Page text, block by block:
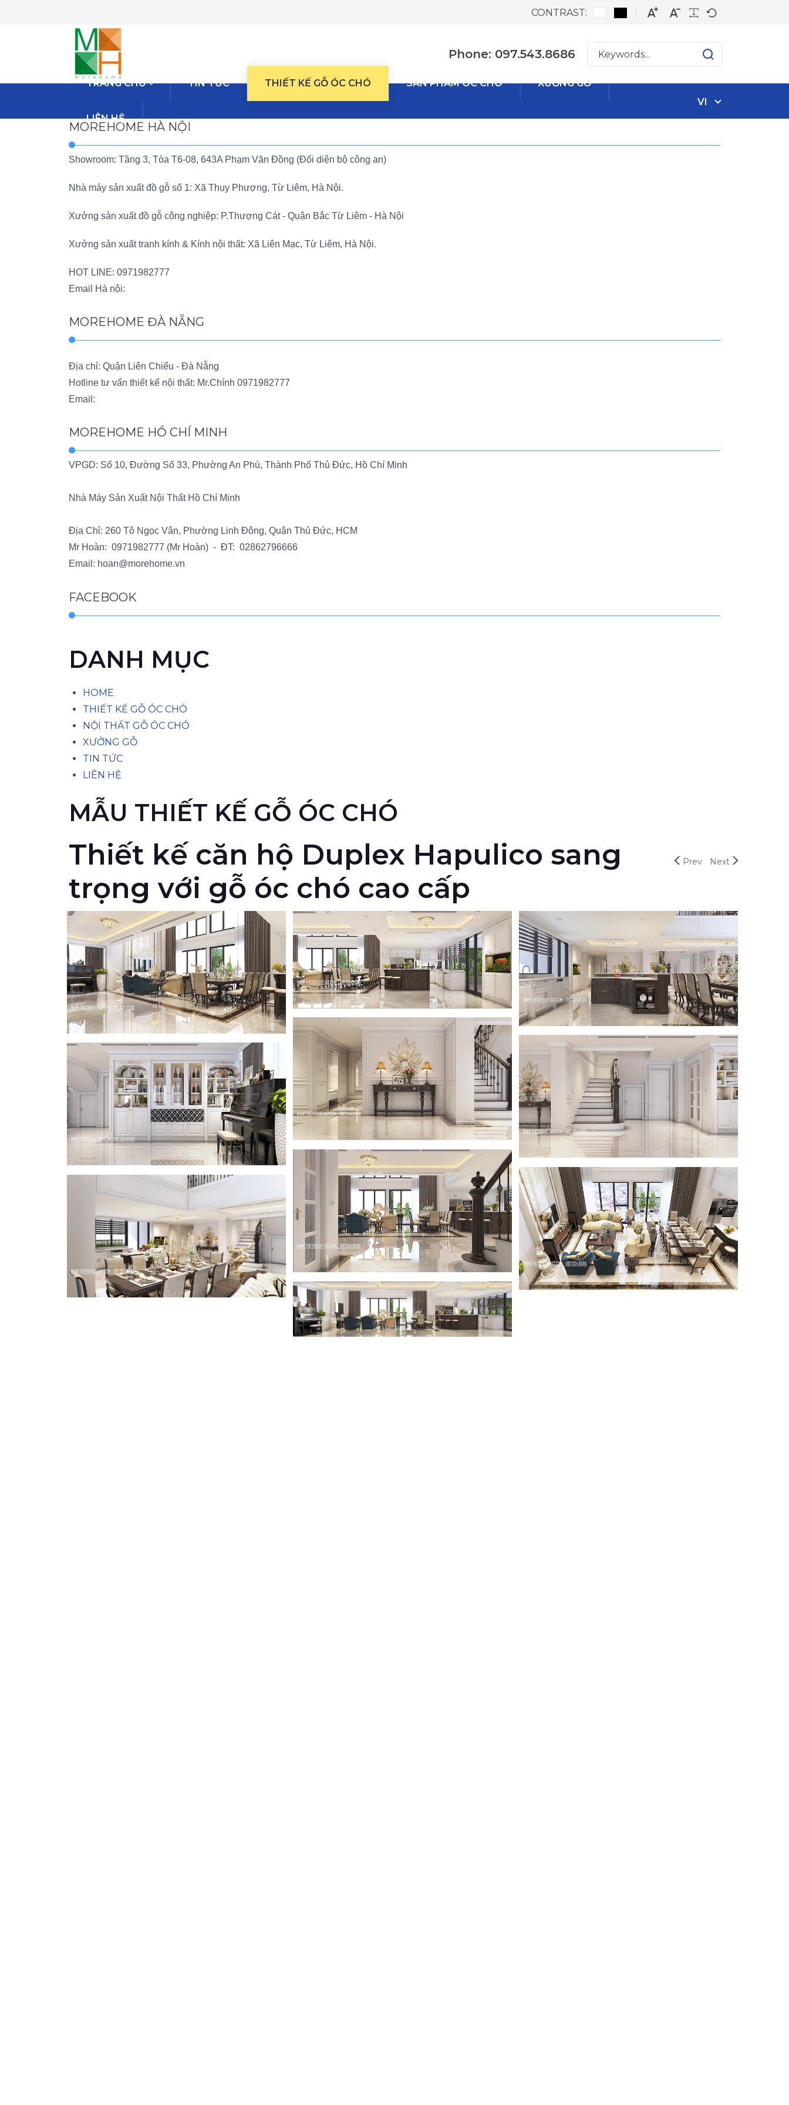
CONTRAST:
Phone: 097.543.8686
TRANG CHỦ TIN TỨC THIẾT KẾ GỖ ÓC CHÓ SẢN PHẨM ÓC CHÓ XƯỞNG GỖ
LIÊN HỆ
VI
MOREHOME HÀ NỘI
Showroom: Tầng 3, Tòa T6-08, 643A Phạm Văn Đồng (Đối diện bộ công an)
Nhà máy sản xuất đồ gỗ số 1: Xã Thụy Phượng, Từ Liêm, Hà Nội.
Xưởng sản xuất đồ gỗ công nghiệp: P.Thượng Cát - Quận Bắc Từ Liêm - Hà Nội
Xưởng sản xuất tranh kính & Kính nội thất: Xã Liên Mạc, Từ Liêm, Hà Nội.
HOT LINE: 0971982777
Email Hà nội:
MOREHOME ĐÀ NẴNG
Địa chỉ: Quận Liên Chiểu - Đà Nẵng
Hotline tư vấn thiết kế nội thất: Mr.Chính 0971982777
Email:
MOREHOME HỒ CHÍ MINH
VPGD: Số 10, Đường Số 33, Phường An Phú, Thành Phố Thủ Đức, Hồ Chí Minh
Nhà Máy Sản Xuất Nội Thất Hồ Chí Minh
Địa Chỉ: 260 Tô Ngọc Vân, Phường Linh Đông, Quận Thủ Đức, HCM
Mr Hoàn: 0971982777 (Mr Hoàn) - ĐT: 02862796666
Email: hoan@morehome.vn
FACEBOOK
DANH MỤC
HOME
THIẾT KẾ GỖ ÓC CHÓ
NỘI THẤT GỖ ÓC CHÓ
XƯỞNG GỖ
TIN TỨC
LIÊN HỆ
MẪU THIẾT KẾ GỖ ÓC CHÓ
Prev Next
Thiết kế căn hộ Duplex Hapulico sang
trọng với gỗ óc chó cao cấp